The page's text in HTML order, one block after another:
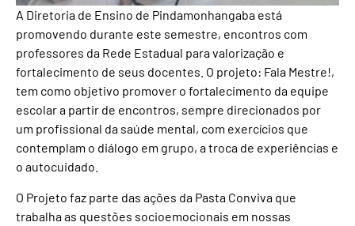
A Diretoria de Ensino de Pindamonhangaba está
promovendo durante este semestre, encontros com
professores da Rede Estadual para valorização e
fortalecimento de seus docentes. O projeto: Fala Mestre!,
tem como objetivo promover o fortalecimento da equipe
escolar a partir de encontros, sempre direcionados por
um profissional da saúde mental, com exercícios que
contemplam o diálogo em grupo, a troca de experiências e
o autocuidado.
O Projeto faz parte das ações da Pasta Conviva que
trabalha as questões socioemocionais em nossas